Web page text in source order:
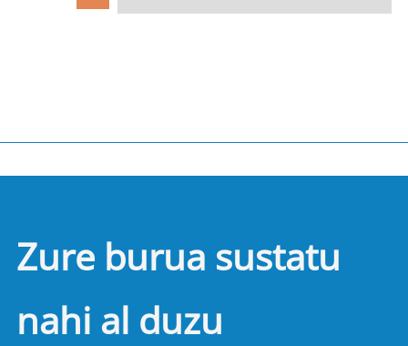
Zure burua sustatu
nahi al duzu